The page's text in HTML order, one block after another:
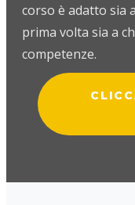
corso è adatto sia
prima volta sia a
competenze.